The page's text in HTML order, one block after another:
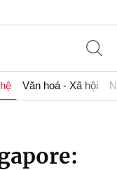
Văn hoá - Xã hội